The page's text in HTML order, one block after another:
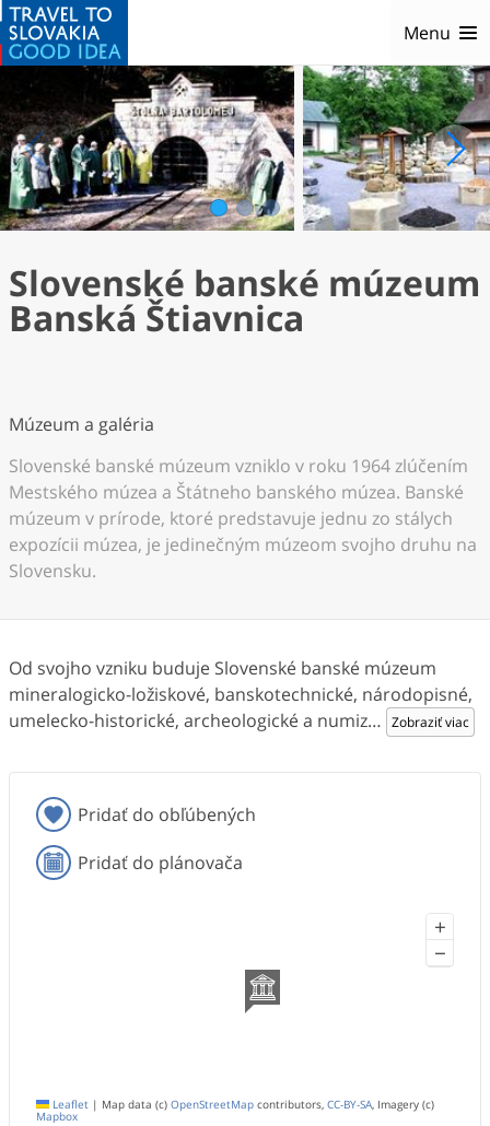
Menu
1 2 3
Slovenské banské múzeum
Banská Štiavnica
Múzeum a galéria
Slovenské banské múzeum vzniklo v roku 1964 zlúčením
Mestského múzea a Štátneho banského múzea. Banské
múzeum v prírode, ktoré predstavuje jednu zo stálych
expozícii múzea, je jedinečným múzeom svojho druhu na
Slovensku.
Od svojho vzniku buduje Slovenské banské múzeum
mineralogicko-ložiskové, banskotechnické, národopisné,
umelecko-historické, archeologické a numiz… Zobraziť viac
Pridať do obľúbených
Pridať do plánovača
+
−
Leaflet | Map data (c) OpenStreetMap contributors, CC-BY-SA, Imagery (c)
Mapbox